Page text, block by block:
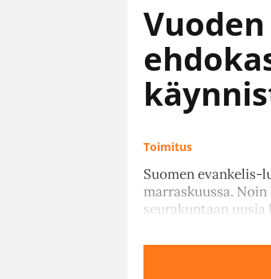
Toimitus
Suomen evankelis-
marraskuussa.
seurakuntaan